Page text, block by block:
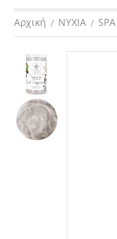
Αρχική / ΝΥΧΙΑ /